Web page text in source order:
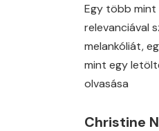
Egy több mint
relevanciával
melankóliát,
mint egy
olvasása
Christine